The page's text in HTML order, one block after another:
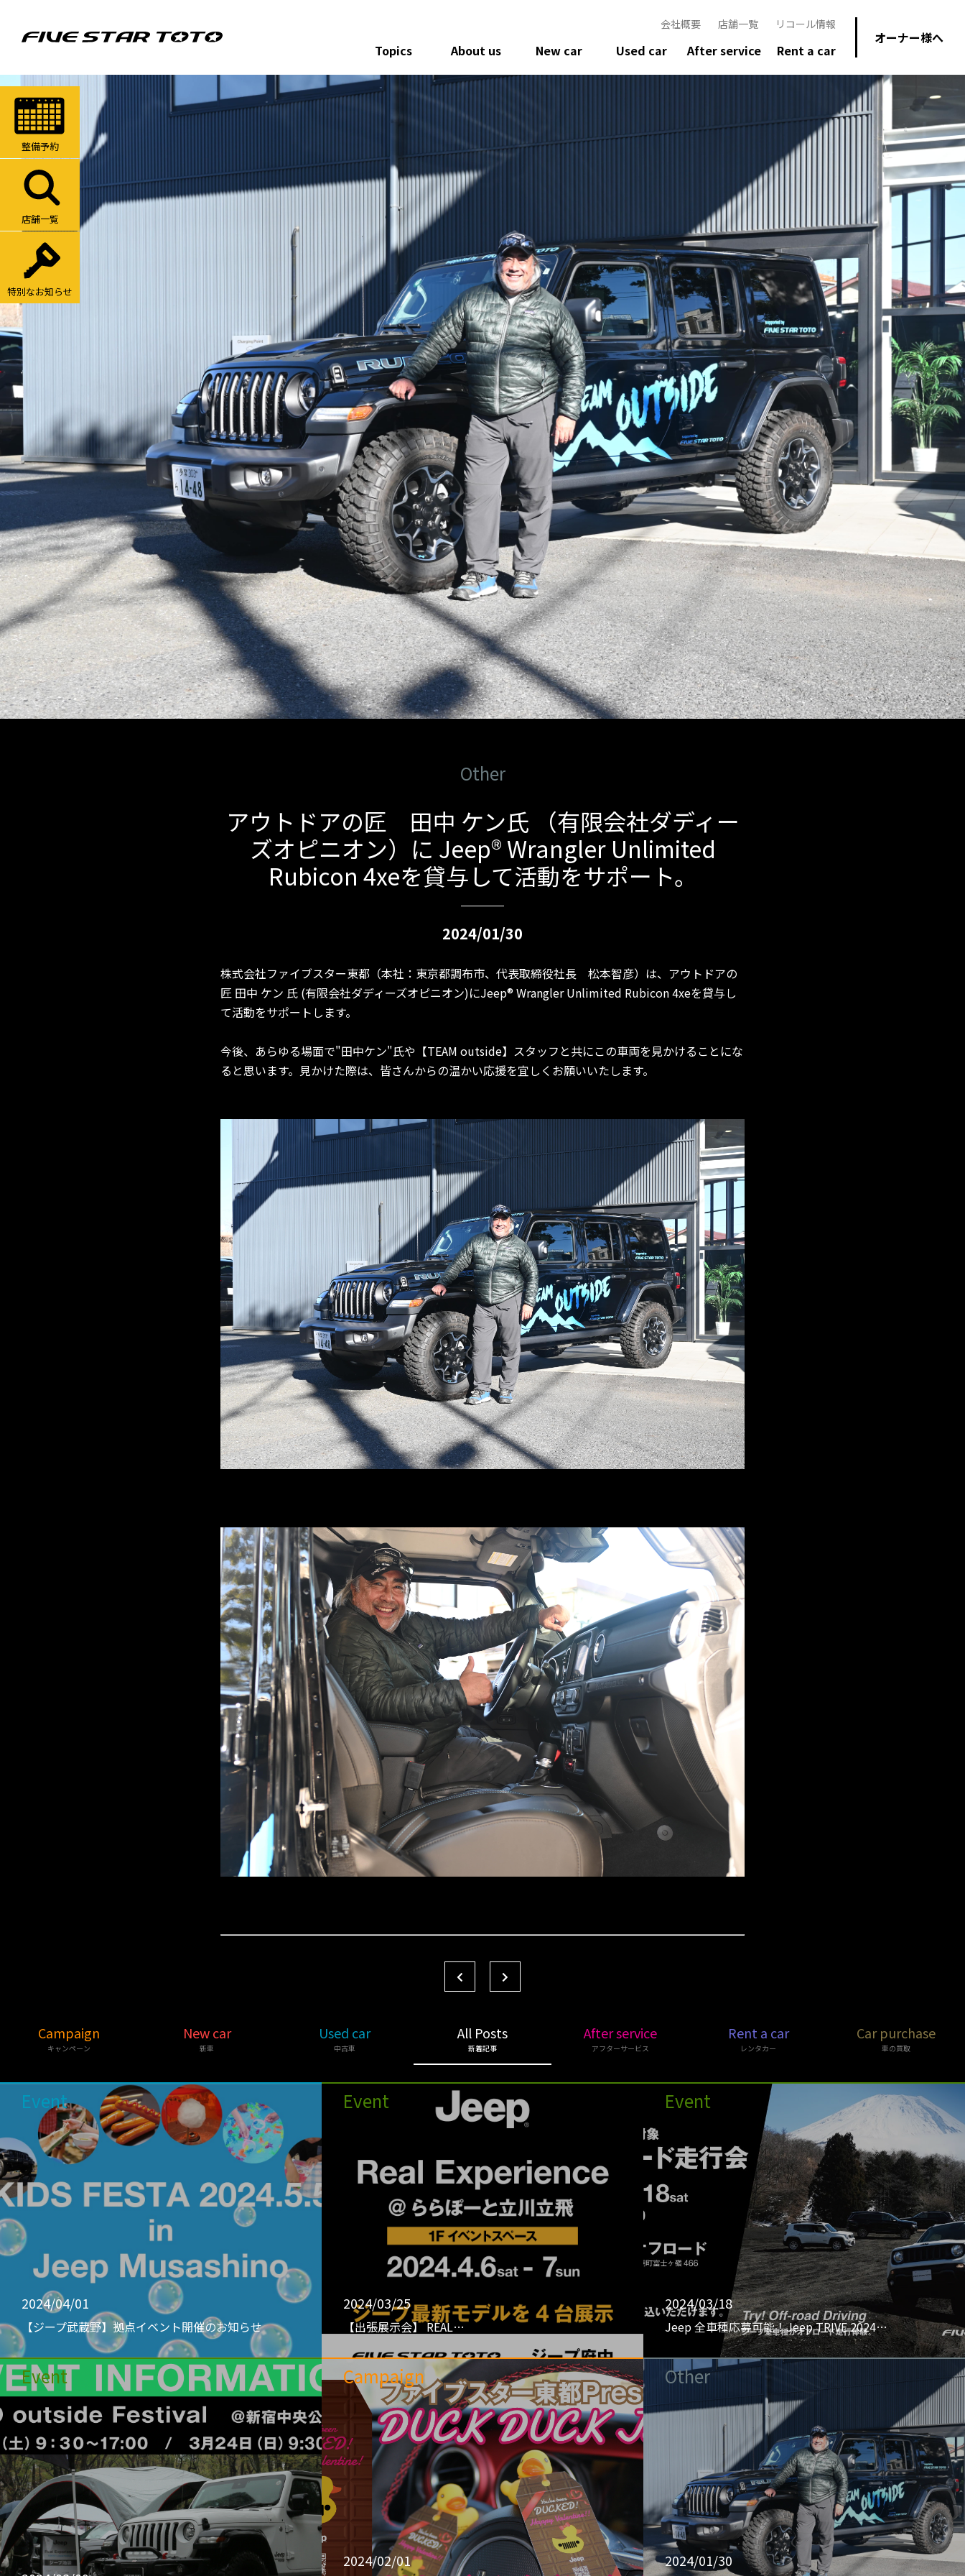
Topics About us New car Used car After service Rent a car
オーナー様へ
会社概要 店舗一覧 リコール情報
整備予約
店舗一覧
特別なお知らせ
Other
アウトドアの匠 田中 ケン氏 （有限会社ダディー
ズオピニオン）に Jeep® Wrangler Unlimited
Rubicon 4xeを貸与して活動をサポート。
2024/01/30
株式会社ファイブスター東都（本社：東京都調布市、代表取締役社長 松本智彦）は、アウトドアの
匠 田中 ケン 氏 (有限会社ダディーズオピニオン)にJeep® Wrangler Unlimited Rubicon 4xeを貸与し
て活動をサポートします。
今後、あらゆる場面で"田中ケン"氏や【TEAM outside】スタッフと共にこの車両を見かけることにな
ると思います。見かけた際は、皆さんからの温かい応援を宜しくお願いいたします。
Campaign
キャンペーン
New car
新車
Used car
中古車
All Posts
新着記事
After service
アフターサービス
Rent a car
レンタカー
Car purchase
車の買取
Event
2024/04/01
【ジープ武蔵野】拠点イベント開催のお知らせ
Event
2024/03/25
【出張展示会】 REAL…
Event
2024/03/18
Jeep 全車種応募可能！Jeep TRIVE 2024…
Event Campaign
2024/02/01
Other
2024/01/30